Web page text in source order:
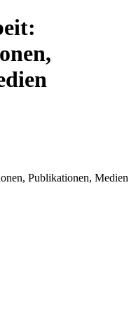
Publikationen, Medien